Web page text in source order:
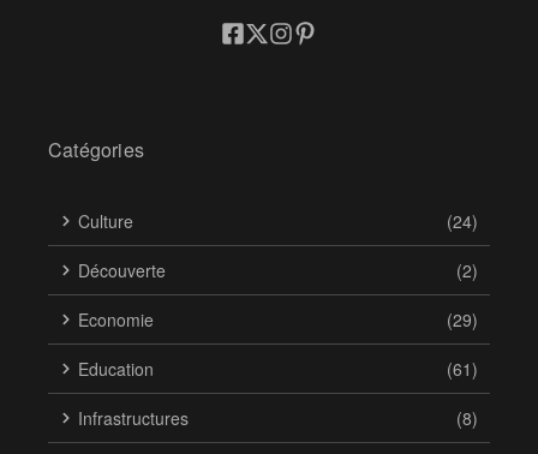
Catégories
Culture (24)
Découverte (2)
Economie (29)
Education (61)
Infrastructures (8)